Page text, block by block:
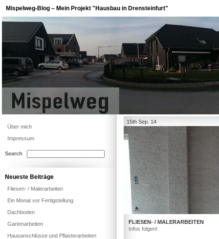
Mispelweg-Blog – Mein Projekt "Hausbau in Drensteinfurt"
15th Sep. 14
FLIESEN- / MALERARBEITEN
Infos folgen!
Über mich
Impressum
Search
Neueste Beiträge
Fliesen- / Malerarbeiten
Ein Monat vor Fertigstellung
Dachboden
Gartenarbeiten
Hausanschlüsse und Pflasterarbeiten